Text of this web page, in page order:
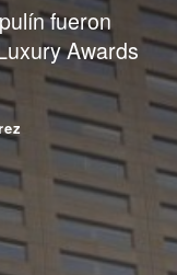
fueron
Awards